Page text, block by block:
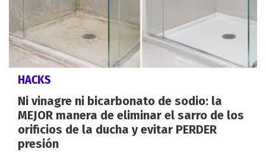
HACKS
Ni vinagre ni bicarbonato de sodio: la
MEJOR manera de eliminar el sarro de los
orificios de la ducha y evitar PERDER
presión